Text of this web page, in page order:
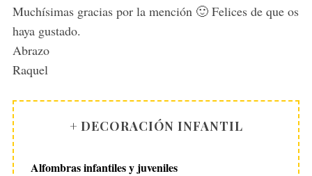
s
:
Muchísimas gracias por la mención 🙂 Felices de que os
haya gustado.
Abrazo
Raquel
+ DECORACIÓN INFANTIL
Alfombras infantiles y juveniles